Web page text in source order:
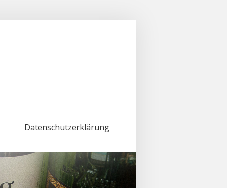
Datenschutzerklärung